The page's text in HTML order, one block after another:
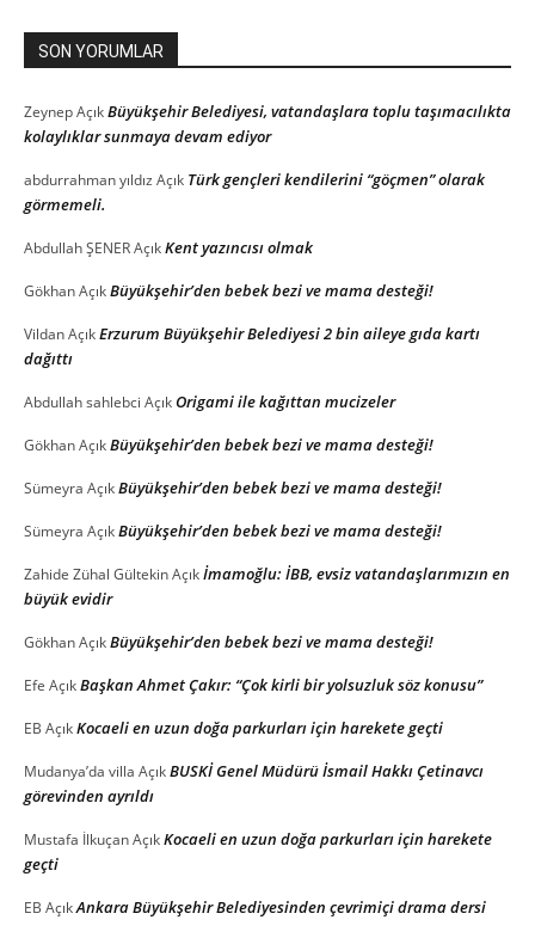
SON YORUMLAR
ZeynepAçıkBüyükşehir Belediyesi, vatandaşlara toplu taşımacılıkta
kolaylıklar sunmaya devam ediyor
abdurrahman yıldız Açık Türk gençleri kendilerini “göçmen” olarak
görmemeli.
Abdullah ŞENERAçıkKent yazıncısı olmak
GökhanAçıkBüyükşehir’den bebek bezi ve mama desteği!
VildanAçıkErzurum Büyükşehir Belediyesi 2 bin aileye gıda kartı
dağıttı
Abdullah sahlebci AçıkOrigami ile kağıttan mucizeler
GökhanAçıkBüyükşehir’den bebek bezi ve mama desteği!
Sümeyra AçıkBüyükşehir’den bebek bezi ve mama desteği!
Sümeyra AçıkBüyükşehir’den bebek bezi ve mama desteği!
Zahide Zühal GültekinAçıkİmamoğlu: İBB, evsiz vatandaşlarımızın en
büyük evidir
GökhanAçıkBüyükşehir’den bebek bezi ve mama desteği!
Efe AçıkBaşkan Ahmet Çakır: “Çok kirli bir yolsuzluk söz konusu”
EB AçıkKocaeli en uzun doğa parkurları için harekete geçti
Mudanya’da villa AçıkBUSKİ Genel Müdürü İsmail Hakkı Çetinavcı
görevinden ayrıldı
Mustafa İlkuçanAçıkKocaeli en uzun doğa parkurları için harekete
geçti
EB AçıkAnkara Büyükşehir Belediyesinden çevrimiçi drama dersi